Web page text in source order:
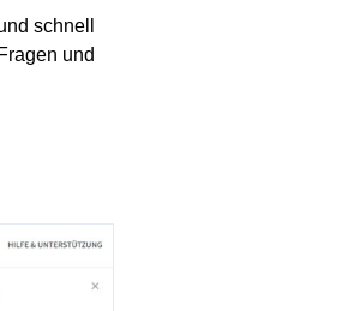
schnell
und